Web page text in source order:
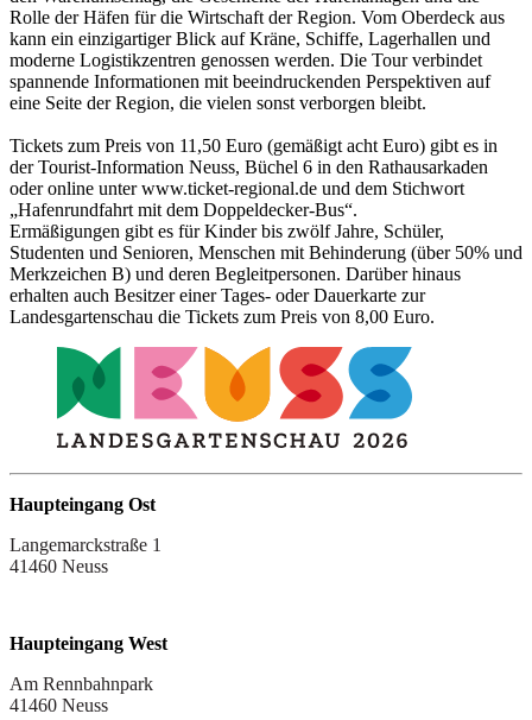
Rolle der Häfen für die Wirtschaft der Region. Vom Oberdeck aus
kann ein einzigartiger Blick auf Kräne, Schiffe, Lagerhallen und
moderne Logistikzentren genossen werden. Die Tour verbindet
spannende Informationen mit beeindruckenden Perspektiven auf
eine Seite der Region, die vielen sonst verborgen bleibt.
Tickets zum Preis von 11,50 Euro (gemäßigt acht Euro) gibt es in
der Tourist-Information Neuss, Büchel 6 in den Rathausarkaden
oder online unter www.ticket-regional.de und dem Stichwort
„Hafenrundfahrt mit dem Doppeldecker-Bus“.
Ermäßigungen gibt es für Kinder bis zwölf Jahre, Schüler,
Studenten und Senioren, Menschen mit Behinderung (über 50% und
Merkzeichen B) und deren Begleitpersonen. Darüber hinaus
erhalten auch Besitzer einer Tages- oder Dauerkarte zur
Landesgartenschau die Tickets zum Preis von 8,00 Euro.
Haupteingang Ost
Langemarckstraße 1
41460 Neuss
Haupteingang West
Am Rennbahnpark
41460 Neuss